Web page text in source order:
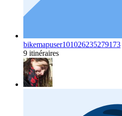
bikemapuser101026235279173
9 itinéraires